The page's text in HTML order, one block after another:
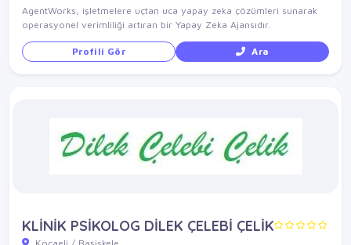
AgentWorks, işletmelere uçtan uca yapay zeka çözümleri sunarak
operasyonel verimliliği artıran bir Yapay Zeka Ajansıdır.
Profili Gör Ara
KLİNİK PSİKOLOG DİLEK ÇELEBİ ÇELİK